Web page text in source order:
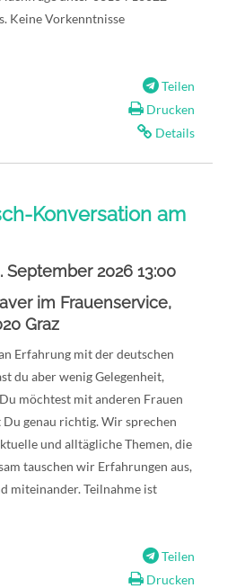
Keine Vorkenntnisse
Teilen
Drucken
Details
Konversation am
September 2026 13:00
im Frauenservice,
Graz
Erfahrung mit der deutschen
du aber wenig Gelegenheit,
möchtest mit anderen Frauen
genau richtig. Wir sprechen
und alltägliche Themen, die
tauschen wir Erfahrungen aus,
miteinander. Teilnahme ist
Teilen
Drucken